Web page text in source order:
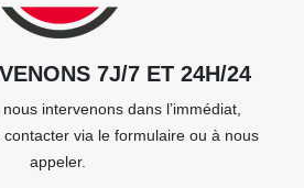
7J/7 ET 24H/24
intervenons dans l’immédiat,
contacter via le formulaire ou à nous
appeler.